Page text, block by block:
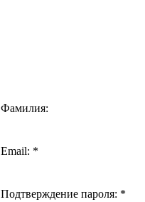
Фамилия:
Email: *
Подтверждение пароля: *